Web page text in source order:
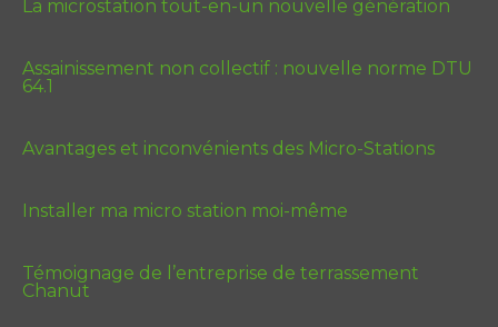
La microstation tout-en-un nouvelle génération
Assainissement non collectif : nouvelle norme DTU
64.1
Avantages et inconvénients des Micro-Stations
Installer ma micro station moi-même
Témoignage de l’entreprise de terrassement
Chanut